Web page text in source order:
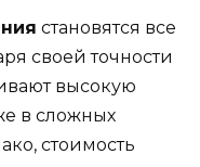
становятся все
своей точности
высокую
в сложных
стоимость